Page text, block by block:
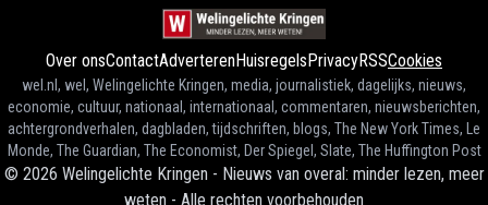
Over onsContactAdverterenHuisregelsPrivacyRSSCookies
wel.nl, wel, Welingelichte Kringen, media, journalistiek, dagelijks, nieuws,
economie, cultuur, nationaal, internationaal, commentaren, nieuwsberichten,
achtergrondverhalen, dagbladen, tijdschriften, blogs, The New York Times, Le
Monde, The Guardian, The Economist, Der Spiegel, Slate, The Huffington Post
© 2026 Welingelichte Kringen - Nieuws van overal: minder lezen, meer
weten - Alle rechten voorbehouden